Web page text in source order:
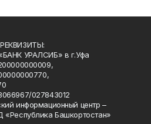
УРАЛСИБ» в г.Уфа
027843012
информационный центр –
Башкортостан»